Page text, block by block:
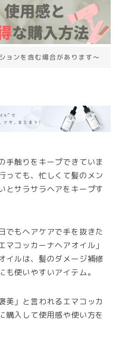
ョンを含む場合があります～
手触りをキープできていま
っても、忙しくて髪のメン
とサラサラヘアをキープす
でもヘアケアで手を抜きた
マコッカーナヘアオイル」
イルは、髪のダメージ補修
使いやすいアイテム。
美」と言われるエマコッカ
購入して使用感や使い方を